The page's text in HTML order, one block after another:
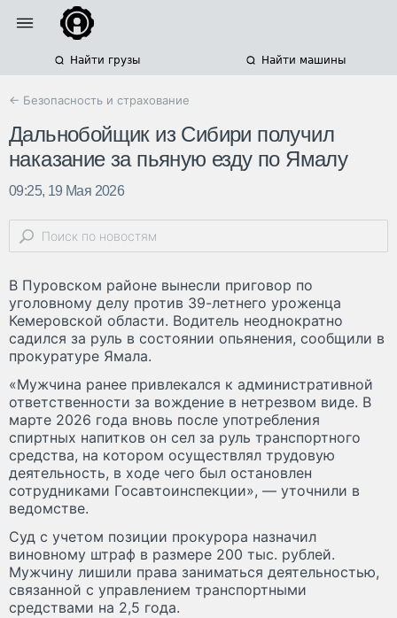
Найти грузы Найти машины
← Безопасность и страхование
Дальнобойщик из Сибири получил
наказание за пьяную езду по Ямалу
09:25, 19 Мая 2026
В Пуровском районе вынесли приговор по
уголовному делу против 39-летнего уроженца
Кемеровской области. Водитель неоднократно
садился за руль в состоянии опьянения, сообщили в
прокуратуре Ямала.
«Мужчина ранее привлекался к административной
ответственности за вождение в нетрезвом виде. В
марте 2026 года вновь после употребления
спиртных напитков он сел за руль транспортного
средства, на котором осуществлял трудовую
деятельность, в ходе чего был остановлен
сотрудниками Госавтоинспекции», — уточнили в
ведомстве.
Суд с учетом позиции прокурора назначил
виновному штраф в размере 200 тыс. рублей.
Мужчину лишили права заниматься деятельностью,
связанной с управлением транспортными
средствами на 2,5 года.